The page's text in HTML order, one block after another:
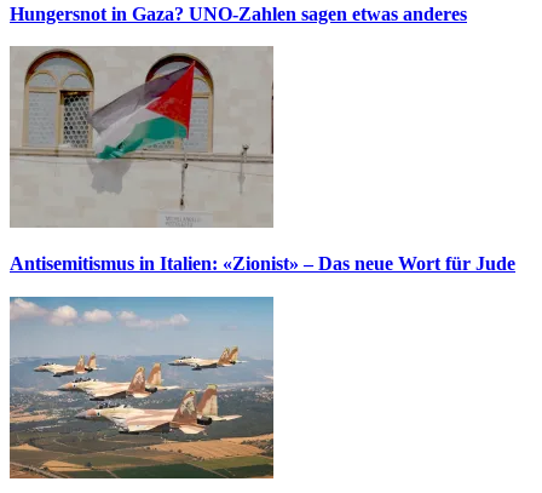
Hungersnot in Gaza? UNO-Zahlen sagen etwas anderes
Antisemitismus in Italien: «Zionist» – Das neue Wort für Jude